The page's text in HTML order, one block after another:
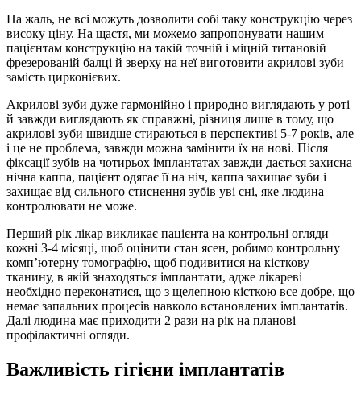
На жаль, не всі можуть дозволити собі таку конструкцію через
високу ціну. На щастя, ми можемо запропонувати нашим
пацієнтам конструкцію на такій точній і міцній титановій
фрезерованій балці й зверху на неї виготовити акрилові зуби
замість цирконієвих.
Акрилові зуби дуже гармонійно і природно виглядають у роті
й завжди виглядають як справжні, різниця лише в тому, що
акрилові зуби швидше стираються в перспективі 5-7 років, але
і це не проблема, завжди можна замінити їх на нові. Після
фіксації зубів на чотирьох імплантатах завжди дається захисна
нічна каппа, пацієнт одягає її на ніч, каппа захищає зуби і
захищає від сильного стиснення зубів уві сні, яке людина
контролювати не може.
Перший рік лікар викликає пацієнта на контрольні огляди
кожні 3-4 місяці, щоб оцінити стан ясен, робимо контрольну
комп’ютерну томографію, щоб подивитися на кісткову
тканину, в якій знаходяться імплантати, адже лікареві
необхідно переконатися, що з щелепною кісткою все добре, що
немає запальних процесів навколо встановлених імплантатів.
Далі людина має приходити 2 рази на рік на планові
профілактичні огляди.
Важливість гігієни імплантатів